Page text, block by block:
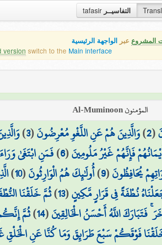
tafasir التفاسيــر
المشروع عبر الواجهة الرئيسية
version switch to the Main interface
المؤمنون Al-Muminoon
(
2
)وَالَّذِينَ هُمْ عَنِ اللَّغْوِ مُعْرِضُونَ(
3
)
فَإِنَّهُمْ غَيْرُ مَلُومِينَ(
6
)فَمَنِ ابْتَغَىٰ
يُحَافِظُونَ(
9
)أُولَٰئِكَ هُمُ الْوَارِثُونَ(
10
)
نُطْفَةً فِي قَرَارٍ مَّكِينٍ(
13
)ثُمَّ خَلَقْنَا
فَتَبَارَكَ اللَّهُ أَحْسَنُ الْخَالِقِينَ(
14
)ثُمَّ
فَوْقَكُمْ سَبْعَ طَرَائِقَ وَمَا كُنَّا عَنِ الْخَلْقِ